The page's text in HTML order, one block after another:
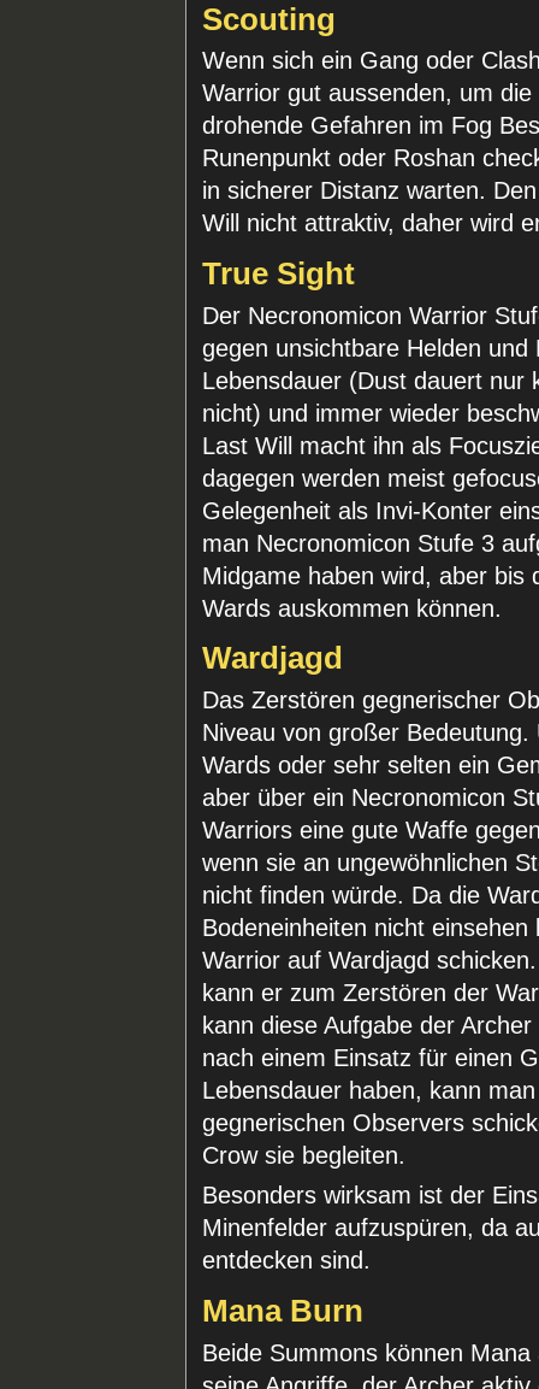
Scouting
Wenn sich ein Gang oder
Warrior gut aussenden, um
drohende Gefahren im Fog
Runenpunkt oder Roshan
in sicherer Distanz warten.
Will nicht attraktiv, daher wird
True Sight
Der Necronomicon Warrior
gegen unsichtbare Helden
Lebensdauer (Dust dauert nur
nicht) und immer wieder
Last Will macht ihn als
dagegen werden meist
Gelegenheit als Invi-Konter
man Necronomicon Stufe 3
Midgame haben wird, aber bis
Wards auskommen können.
Wardjagd
Das Zerstören gegnerischer
Niveau von großer
Wards oder sehr selten ein
aber über ein Necronomicon
Warriors eine gute Waffe
wenn sie an ungewöhnlichen
nicht finden würde. Da die
Bodeneinheiten nicht
Warrior auf Wardjagd
kann er zum Zerstören der
kann diese Aufgabe der
nach einem Einsatz für einen
Lebensdauer haben, kann
gegnerischen Observers
Crow sie begleiten.
Besonders wirksam ist der
Minenfelder aufzuspüren, da
entdecken sind.
Mana Burn
Beide Summons können